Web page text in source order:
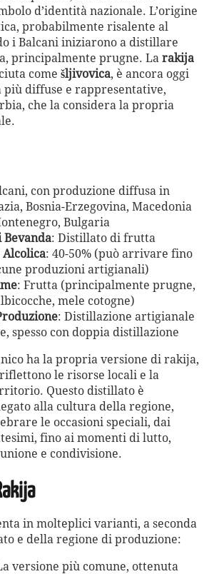
d’identità nazionale. L’origine
probabilmente risalente al
i Balcani iniziarono a distillare
principalmente prugne. La rakija
come šljivovica, è ancora oggi
diffuse e rappresentative,
che la considera la propria
con produzione diffusa in
Bosnia-Erzegovina, Macedonia
Bulgaria
: Distillato di frutta
Alcolica: 40-50% (può arrivare fino
produzioni artigianali)
: Frutta (principalmente prugne,
mele cotogne)
: Distillazione artigianale
spesso con doppia distillazione
ha la propria versione di rakija,
le risorse locali e la
Questo distillato è
alla cultura della regione,
le occasioni speciali, dai
fino ai momenti di lutto,
e condivisione.
in molteplici varianti, a seconda
e della regione di produzione:
versione più comune, ottenuta